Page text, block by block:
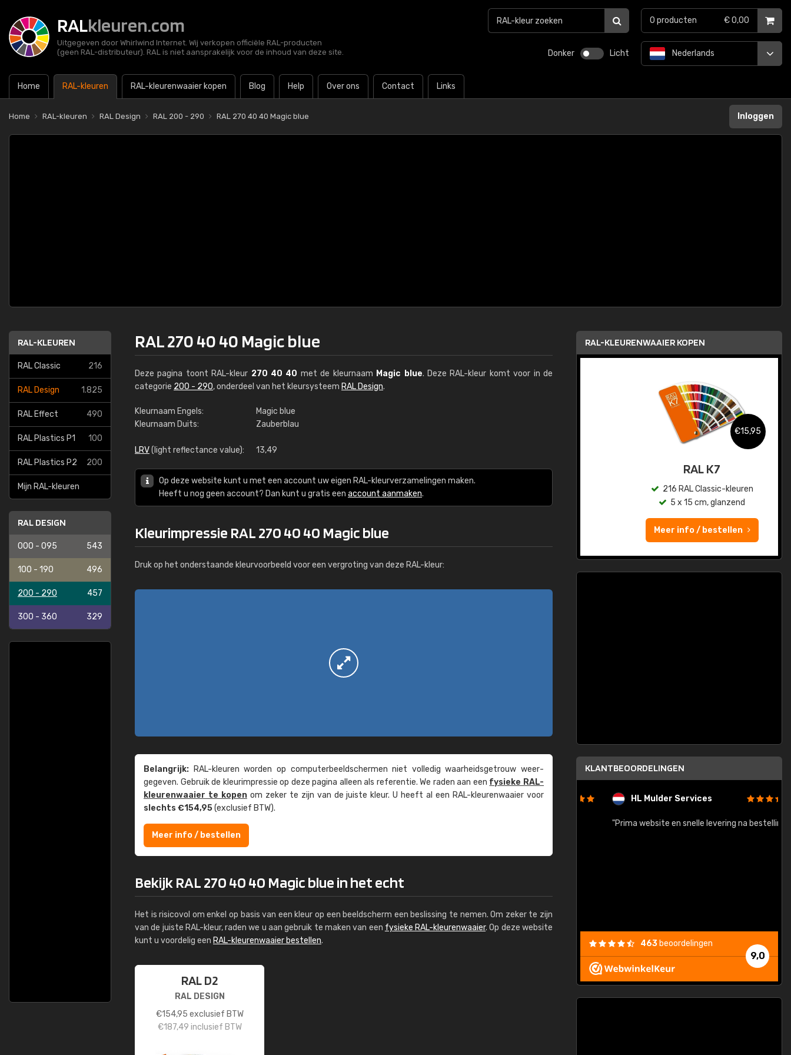
RALkleuren.com
Uitgegeven door Whirlwind Internet. Wij verkopen officiële RAL-producten
(geen RAL-distributeur). RAL is niet aansprakelijk voor de inhoud van deze site.
Donker Licht
Home RAL-kleuren RAL-kleurenwaaier kopen Blog Help Over ons Contact Links
Nederlands
0 producten € 0,00
Home RAL-kleuren RAL Design RAL 200 - 290 RAL 270 40 40 Magic blue Inloggen
RAL-KLEUREN
RAL Classic 216
RAL Design 1.825
RAL Effect 490
RAL Plastics P1 100
RAL Plastics P2 200
Mijn RAL-kleuren
RAL DESIGN
000 - 095 543
100 - 190 496
200 - 290 457
300 - 360 329
RAL 270 40 40 Magic blue
Deze pagina toont RAL-kleur 270 40 40 met de kleurnaam Magic blue. Deze RAL-kleur komt voor in de
categorie 200 - 290, onderdeel van het kleursysteem RAL Design.
Kleurnaam Engels:
Magic blue
Kleurnaam Duits:
Zauberblau
LRV(light reflectance value): 13,49
Op deze website kunt u met een account uw eigen RAL-kleurverzamelingen maken.
Heeft u nog geen account? Dan kunt u gratis een account aanmaken.
Kleurimpressie RAL 270 40 40 Magic blue
Druk op het onderstaande kleurvoorbeeld voor een vergroting van deze RAL-kleur:
Belangrijk: RAL-kleuren worden op computer­beeld­schermen niet volledig waarheids­­getrouw weer­
gegeven. Gebruik de kleur­impressie op deze pagina alleen als referentie. We raden aan een fysieke RAL-
kleuren­waaier te kopenom zeker te zijn van de juiste kleur. U heeft al een RAL-kleuren­waaier voor
slechts €154,95(exclusief BTW).
Meer info / bestellen
Bekijk RAL 270 40 40 Magic blue in het echt
Het is risicovol om enkel op basis van een kleur op een beeldscherm een beslissing te nemen. Om zeker te zijn
van de juiste RAL-kleur, raden we u aan gebruik te maken van een fysieke RAL-kleurenwaaier. Op deze website
kunt u voordelig een RAL-kleurenwaaier bestellen.
RAL D2
RAL DESIGN
€154,95 exclusief BTW
€187,49 inclusief BTW
RAL-KLEURENWAAIER KOPEN
RAL K7 op waterbasis
€15,95
RAL K7
216 RAL Classic-kleuren
5 x 15 cm, glanzend
Meer info / bestellen
KLANTBEOORDELINGEN
Kambier BV HL Mulder Services
"Prima website en snelle levering na bestelling"
9,0
463 beoordelingen